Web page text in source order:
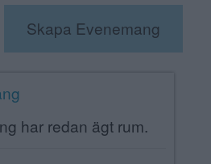
Skapa Evenemang
har redan ägt rum.